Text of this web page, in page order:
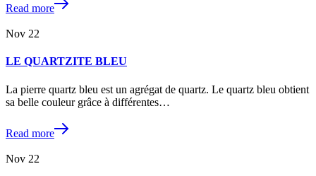
Read more
Nov 22
LE QUARTZITE BLEU
La pierre quartz bleu est un agrégat de quartz. Le quartz bleu obtient
sa belle couleur grâce à différentes…
Read more
Nov 22